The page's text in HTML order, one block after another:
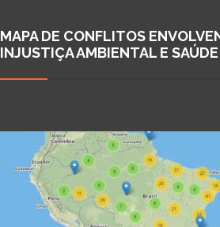
MAPA DE CONFLITOS
INJUSTIÇA AMBIENTAL E SAÚDE